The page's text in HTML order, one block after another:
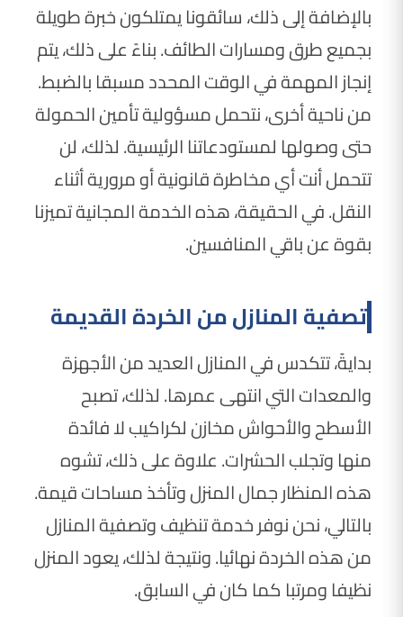
بالإضافة إلى ذلك، سائقونا يمتلكون خبرة طويلة
بجميع طرق ومسارات الطائف. بناءً على ذلك، يتم
إنجاز المهمة في الوقت المحدد مسبقا بالضبط.
من ناحية أخرى، نتحمل مسؤولية تأمين الحمولة
حتى وصولها لمستودعاتنا الرئيسية. لذلك، لن
تتحمل أنت أي مخاطرة قانونية أو مرورية أثناء
النقل. في الحقيقة، هذه الخدمة المجانية تميزنا
بقوة عن باقي المنافسين.
تصفية المنازل من الخردة القديمة
بدايةً، تتكدس في المنازل العديد من الأجهزة
والمعدات التي انتهى عمرها. لذلك، تصبح
الأسطح والأحواش مخازن لكراكيب لا فائدة
منها وتجلب الحشرات. علاوة على ذلك، تشوه
هذه المنظار جمال المنزل وتأخذ مساحات قيمة.
بالتالي، نحن نوفر خدمة تنظيف وتصفية المنازل
من هذه الخردة نهائيا. ونتيجة لذلك، يعود المنزل
نظيفا ومرتبا كما كان في السابق.